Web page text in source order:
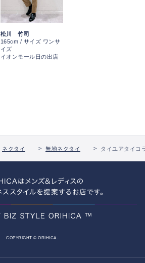
松川 竹司
165cm / サイズ ワンサ
イズ
イオンモール日の出店
ネクタイ 無地ネクタイ タイユアタイコ
COPYRIGHT © ORIHICA.